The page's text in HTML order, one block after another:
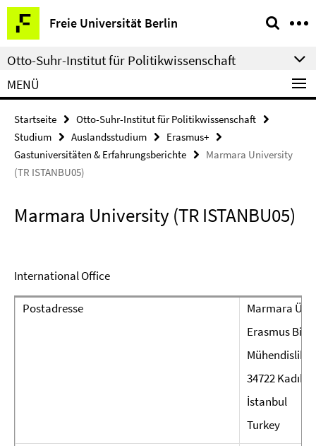
Springe
direkt
zu
Inhalt
Freie Universität Berlin
Service-
Navigation
Otto-Suhr-Institut für Politikwissenschaft
MENÜ
Startseite
Otto-Suhr-Institut für Politikwissenschaft
Studium
Auslandsstudium
Erasmus+
Gastuniversitäten & Erfahrungsberichte
Marmara University
(TR ISTANBU05)
Marmara University (TR ISTANBU05)
International Office
Postadresse
Marmara
Erasmus
Mühendislik
34722
İstanbul
Turkey